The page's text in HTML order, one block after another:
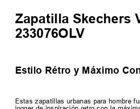
Zapatilla Skechers
233076OLV
Estilo Rétro y Máximo
Estas zapatillas urbanas para hombre